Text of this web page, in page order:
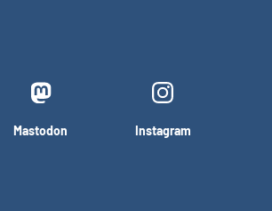
Mastodon Instagram